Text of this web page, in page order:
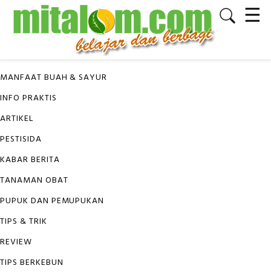
☰
✕
MANFAAT BUAH & SAYUR
INFO PRAKTIS
ARTIKEL
PESTISIDA
KABAR BERITA
TANAMAN OBAT
PUPUK DAN PEMUPUKAN
TIPS & TRIK
REVIEW
TIPS BERKEBUN